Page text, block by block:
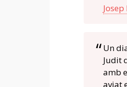
Josep
Un
Judit
amb
aviat